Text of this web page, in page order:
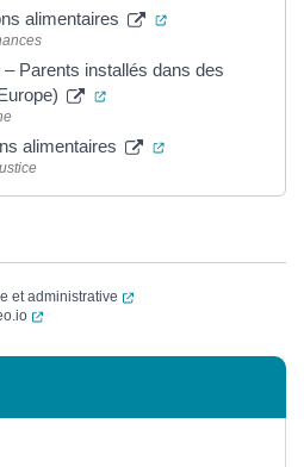
alimentaires (ouverture dans
Parents installés dans des
(ouverture dans un
alimentaires (ouverture dans
et administrative
(ouverture dans un
(ouverture dans un nouvel onglet)